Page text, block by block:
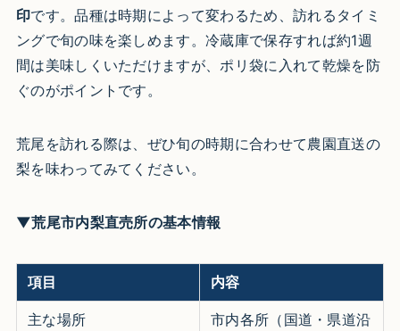
印です。品種は時期によって変わるため、訪れるタイミ
ングで旬の味を楽しめます。冷蔵庫で保存すれば約1週
間は美味しくいただけますが、ポリ袋に入れて乾燥を防
ぐのがポイントです。
荒尾を訪れる際は、ぜひ旬の時期に合わせて農園直送の
梨を味わってみてください。
▼荒尾市内梨直売所の基本情報
項目 内容
主な場所
市内各所（国道・県道沿